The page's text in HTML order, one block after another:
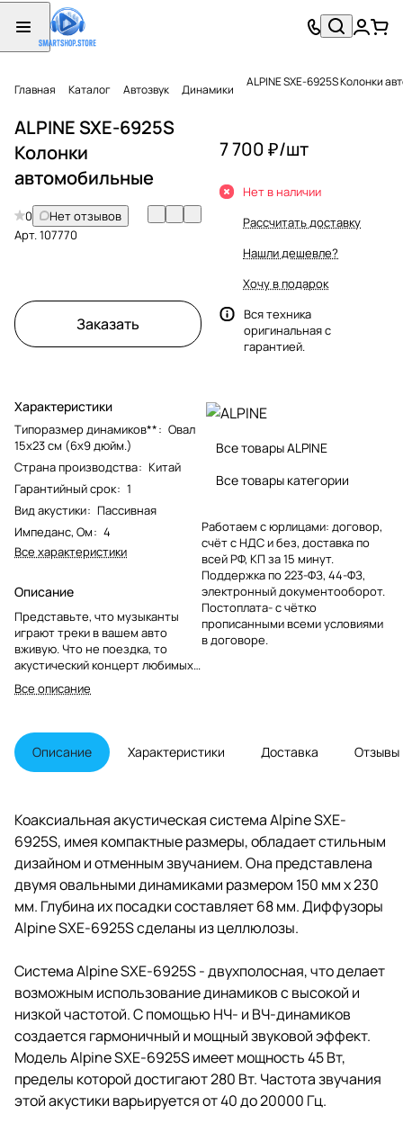
Главная Каталог Автозвук Динамики ALPINE SXE-6925S Колонки
ALPINE SXE-6925S
Колонки
автомобильные
0
Нет отзывов
Арт.107770
Заказать
Характеристики
Типоразмер динамиков**: Овал
15x23 см (6x9 дюйм.)
Страна производства: Китай
Гарантийный срок: 1
Вид акустики: Пассивная
Импеданс, Ом: 4
Все характеристики
Описание
Представьте, что музыканты
играют треки в вашем авто
вживую. Что не поездка, то
акустический концерт любимых
групп. Так и бывает вместе с
акустикой Alpine SXE-6925S. Она
в диапазоне 20 – 40000 Гц. НЧ
динамик и твиттер создают
бесконечно гармоничную, но
каждому.
Все описание
7 700 ₽/шт
Нет в наличии
Рассчитать доставку
Нашли дешевле?
Хочу в подарок
Вся техника
оригинальная с
гарантией.
Все товары ALPINE
Все товары категории
Работаем с юрлицами: договор,
счёт с НДС и без, доставка по
всей РФ, КП за 15 минут.
Поддержка по 223-ФЗ, 44-ФЗ,
электронный документооборот.
Постоплата- с чётко
прописанными всеми условиями
в договоре.
Описание Характеристики Доставка Отзывы
Коаксиальная акустическая система Alpine SXE-
6925S, имея компактные размеры, обладает стильным
дизайном и отменным звучанием. Она представлена
двумя овальными динамиками размером 150 мм х 230
мм. Глубина их посадки составляет 68 мм. Диффузоры
Alpine SXE-6925S сделаны из целлюлозы.
Система Alpine SXE-6925S - двухполосная, что делает
возможным использование динамиков с высокой и
низкой частотой. С помощью НЧ- и ВЧ-динамиков
создается гармоничный и мощный звуковой эффект.
Модель Alpine SXE-6925S имеет мощность 45 Вт,
пределы которой достигают 280 Вт. Частота звучания
этой акустики варьируется от 40 до 20000 Гц.